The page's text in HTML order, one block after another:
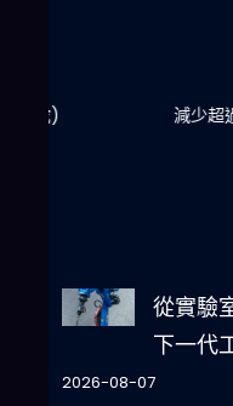
減少超過
從實驗
下一代
2026-08-07